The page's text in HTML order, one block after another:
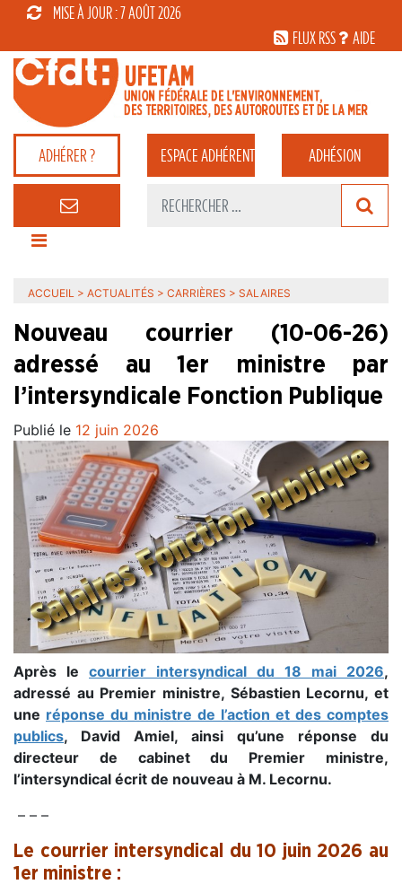
MISE À JOUR : 7 AOÛT 2026
FLUX RSS
AIDE
ADHÉRER ? ESPACEADHÉRENT ADHÉSION
ACCUEIL > ACTUALITÉS > CARRIÈRES > SALAIRES
Nouveau courrier (10-06-26)
adressé au 1er ministre par
l’intersyndicale Fonction Publique
Publié le 12 juin 2026
Après le courrier intersyndical du 18 mai 2026,
adressé au Premier ministre, Sébastien Lecornu, et
une réponse du ministre de l’action et des comptes
publics, David Amiel, ainsi qu’une réponse du
directeur de cabinet du Premier ministre,
l’intersyndical écrit de nouveau à M. Lecornu.
– – –
Le courrier intersyndical du 10 juin 2026 au
1er ministre :